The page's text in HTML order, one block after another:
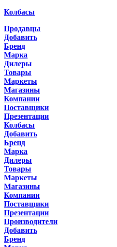
Колбасы
Продавцы
Добавить
Бренд
Марка
Дилеры
Товары
Маркеты
Магазины
Компании
Поставщики
Презентации
Колбасы
Добавить
Бренд
Марка
Дилеры
Товары
Маркеты
Магазины
Компании
Поставщики
Презентации
Производители
Добавить
Бренд